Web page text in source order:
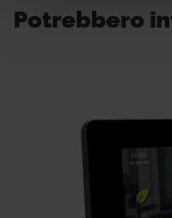
Potrebbero